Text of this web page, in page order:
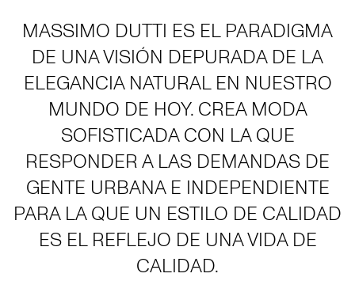
MASSIMO DUTTI ES EL PARADIGMA
DE UNA VISIÓN DEPURADA DE LA
ELEGANCIA NATURAL EN NUESTRO
MUNDO DE HOY. CREA MODA
SOFISTICADA CON LA QUE
RESPONDER A LAS DEMANDAS DE
GENTE URBANA E INDEPENDIENTE
PARA LA QUE UN ESTILO DE CALIDAD
ES EL REFLEJO DE UNA VIDA DE
CALIDAD.